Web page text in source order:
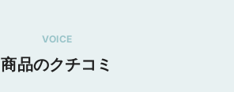
VOICE
商品のクチコミ